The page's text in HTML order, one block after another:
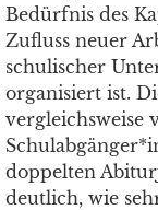
Bedürfnis des
Zufluss neuer
schulischer
organisiert ist.
vergleichsweise
doppelten
deutlich, wie